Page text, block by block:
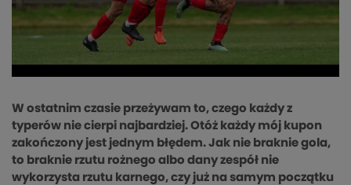
W ostatnim czasie przeżywam to, czego każdy z
typerów nie cierpi najbardziej. Otóż każdy mój kupon
zakończony jest jednym błędem. Jak nie braknie gola,
to braknie rzutu rożnego albo dany zespół nie
wykorzysta rzutu karnego, czy już na samym początku